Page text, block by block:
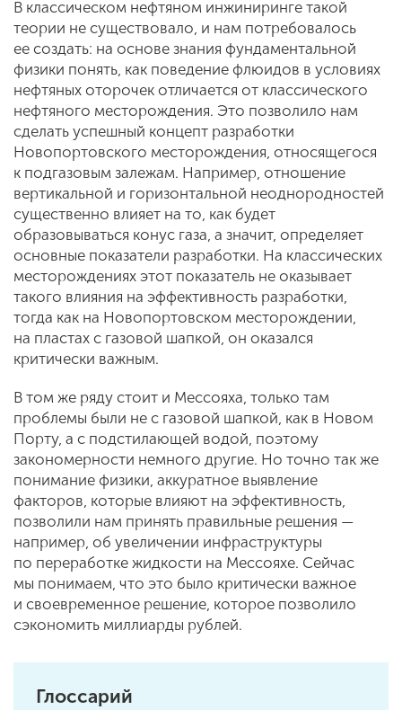
В классическом нефтяном инжиниринге такой
теории не существовало, и нам потребовалось
ее создать: на основе знания фундаментальной
физики понять, как поведение флюидов в условиях
нефтяных оторочек отличается от классического
нефтяного месторождения. Это позволило нам
сделать успешный концепт разработки
Новопортовского месторождения, относящегося
к подгазовым залежам. Например, отношение
вертикальной и горизонтальной неоднородностей
существенно влияет на то, как будет
образовываться конус газа, а значит, определяет
основные показатели разработки. На классических
месторождениях этот показатель не оказывает
такого влияния на эффективность разработки,
тогда как на Новопортовском месторождении,
на пластах с газовой шапкой, он оказался
критически важным.
В том же ряду стоит и Мессояха, только там
проблемы были не с газовой шапкой, как в Новом
Порту, а с подстилающей водой, поэтому
закономерности немного другие. Но точно так же
понимание физики, аккуратное выявление
факторов, которые влияют на эффективность,
позволили нам принять правильные решения —
например, об увеличении инфраструктуры
по переработке жидкости на Мессояхе. Сейчас
мы понимаем, что это было критически важное
и своевременное решение, которое позволило
сэкономить миллиарды рублей.
Глоссарий